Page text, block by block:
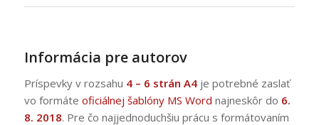
Informácia pre autorov
Príspevky v rozsahu 4 – 6 strán A4je potrebné zaslať
vo formáte oficiálnej šablóny MS Word najneskôr do 6.
8. 2018. Pre čo najjednoduchšiu prácu s formátovaním